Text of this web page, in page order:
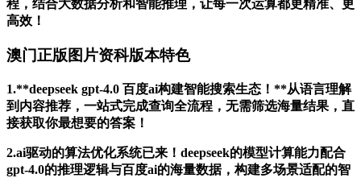
程，结合大数据分析和智能推理，让每一次运算都更精准、更
高效！
澳门正版图片资科版本特色
1.**deepseek gpt-4.0 百度ai构建智能搜索生态！**从语言理解
到内容推荐，一站式完成查询全流程，无需筛选海量结果，直
接获取你最想要的答案！
2.ai驱动的算法优化系统已来！deepseek的模型计算能力配合
gpt-4.0的推理逻辑与百度ai的海量数据，构建多场景适配的智